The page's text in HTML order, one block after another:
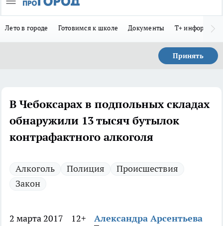
Лето в городе Готовимся к школе Документы Т+
Принять
В Чебоксарах в подпольных складах
обнаружили 13 тысяч бутылок
контрафактного алкоголя
Алкоголь Полиция
Происшествия
Закон
2 марта 2017 12+ Александра Арсентьева